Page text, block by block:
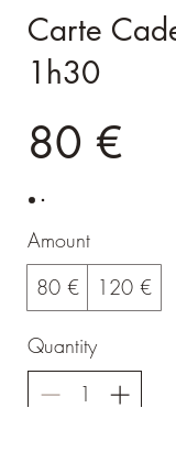
Carte
1h30
80 €
Amount
80 €
120 €
Quantity